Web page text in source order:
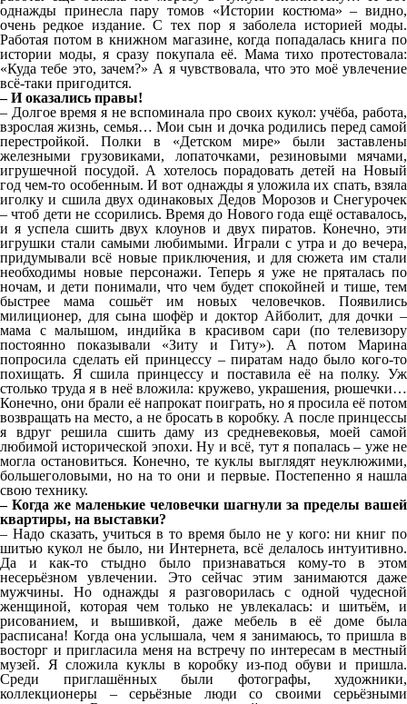
однажды принесла пару томов «Истории костюма» – видно,
очень редкое издание. С тех пор я заболела историей моды.
Работая потом в книжном магазине, когда попадалась книга по
истории моды, я сразу покупала её. Мама тихо протестовала:
«Куда тебе это, зачем?» А я чувствовала, что это моё увлечение
всё-таки пригодится.
– И оказались правы!
– Долгое время я не вспоминала про своих кукол: учёба, работа,
взрослая жизнь, семья… Мои сын и дочка родились перед самой
перестройкой. Полки в «Детском мире» были заставлены
железными грузовиками, лопаточками, резиновыми мячами,
игрушечной посудой. А хотелось порадовать детей на Новый
год чем-то особенным. И вот однажды я уложила их спать, взяла
иголку и сшила двух одинаковых Дедов Морозов и Снегурочек
– чтоб дети не ссорились. Время до Нового года ещё оставалось,
и я успела сшить двух клоунов и двух пиратов. Конечно, эти
игрушки стали самыми любимыми. Играли с утра и до вечера,
придумывали всё новые приключения, и для сюжета им стали
необходимы новые персонажи. Теперь я уже не пряталась по
ночам, и дети понимали, что чем будет спокойней и тише, тем
быстрее мама сошьёт им новых человечков. Появились
милиционер, для сына шофёр и доктор Айболит, для дочки –
мама с малышом, индийка в красивом сари (по телевизору
постоянно показывали «Зиту и Гиту»). А потом Марина
попросила сделать ей принцессу – пиратам надо было кого-то
похищать. Я сшила принцессу и поставила её на полку. Уж
столько труда я в неё вложила: кружево, украшения, рюшечки…
Конечно, они брали её напрокат поиграть, но я просила её потом
возвращать на место, а не бросать в коробку. А после принцессы
я вдруг решила сшить даму из средневековья, моей самой
любимой исторической эпохи. Ну и всё, тут я попалась – уже не
могла остановиться. Конечно, те куклы выглядят неуклюжими,
большеголовыми, но на то они и первые. Постепенно я нашла
свою технику.
– Когда же маленькие человечки шагнули за пределы вашей
квартиры, на выставки?
– Надо сказать, учиться в то время было не у кого: ни книг по
шитью кукол не было, ни Интернета, всё делалось интуитивно.
Да и как-то стыдно было признаваться кому-то в этом
несерьёзном увлечении. Это сейчас этим занимаются даже
мужчины. Но однажды я разговорилась с одной чудесной
женщиной, которая чем только не увлекалась: и шитьём, и
рисованием, и вышивкой, даже мебель в её доме была
расписана! Когда она услышала, чем я занимаюсь, то пришла в
восторг и пригласила меня на встречу по интересам в местный
музей. Я сложила куклы в коробку из-под обуви и пришла.
Среди приглашённых были фотографы, художники,
коллекционеры – серьёзные люди со своими серьёзными